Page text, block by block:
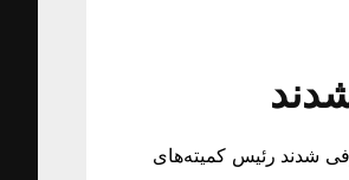
شدند رئیس کمیته‌های